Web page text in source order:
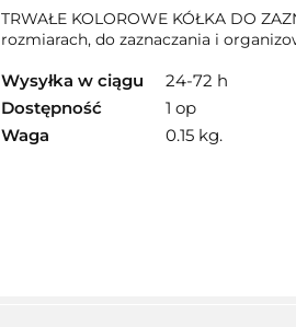
papierowe, etykiety okrągłe
etykiety do oznaczenia 416
TRWAŁE KOLOROWE KÓŁKA DO
rozmiarach, do zaznaczania i
Wysyłka w ciągu
24-72 h
Dostępność
1 op
Waga
0.15 kg.